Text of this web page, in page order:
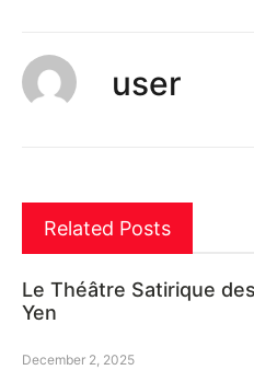
user
Related Posts
Le Théâtre Satirique
Yen
December 2, 2025